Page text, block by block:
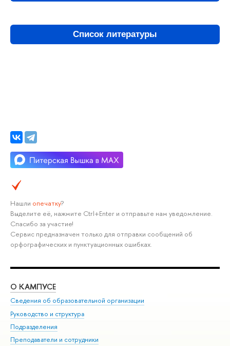
Список литературы
Нашли опечатку?
Выделите её, нажмите Ctrl+Enter и отправьте нам уведомление.
Спасибо за участие!
Сервис предназначен только для отправки сообщений об
орфографических и пунктуационных ошибках.
О КАМПУСЕ
Сведения об образовательной организации
Руководство и структура
Подразделения
Преподаватели и сотрудники